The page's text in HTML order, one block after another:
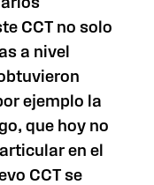
CCT no solo
a nivel
ejemplo la
que hoy no
en el
CCT se